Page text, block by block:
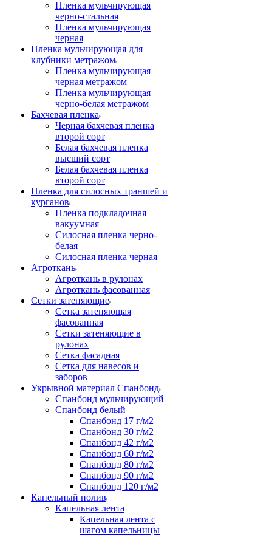
Пленка мульчирующая
черно-стальная
Пленка мульчирующая
черная
Пленка мульчирующая для
клубники метражом
Пленка мульчирующая
черная метражом
Пленка мульчирующая
черно-белая метражом
Бахчевая пленка
Черная бахчевая пленка
второй сорт
Белая бахчевая пленка
высший сорт
Белая бахчевая пленка
второй сорт
Пленка для силосных траншей и
курганов
Пленка подкладочная
вакуумная
Силосная пленка черно-
белая
Силосная пленка черная
Агроткань
Агроткань в рулонах
Агроткань фасованная
Сетки затеняющие
Сетка затеняющая
фасованная
Сетки затеняющие в
рулонах
Сетка фасадная
Сетка для навесов и
заборов
Укрывной материал Спанбонд
Спанбонд мульчирующий
Спанбонд белый
Спанбонд 17 г/м2
Спанбонд 30 г/м2
Спанбонд 42 г/м2
Спанбонд 60 г/м2
Спанбонд 80 г/м2
Спанбонд 90 г/м2
Спанбонд 120 г/м2
Капельный полив
Капельная лента
Капельная лента с
шагом капельницы